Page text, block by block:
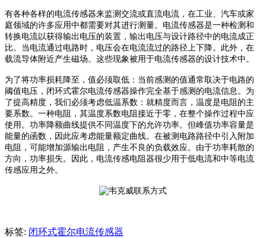
有各种各样的电流传感器来监测交流或直流电流，在工业、汽车或家
庭领域的许多应用中都需要对其进行测量。 电流传感器是一种检测和
转换电流以获得输出电压的装置，输出电压与设计路径中的电流成正
比。当电流通过电路时，电压会在电流流过的路径上下降。此外，在
载流导体附近产生磁场。这些现象被用于电流传感器的设计技术中。
为了将功率损耗降至，值必须取低：当前感测的值通常取决于电路的
阈值电压，闭环式霍尔电流传感器操作完全基于感测的电流信息。 为
了提高精度，我们必须考虑低温系数： 就精度而言，温度是电阻的主
要系数。一种电阻，其温度系数电阻接近于零，在整个操作过程中应
使用。功率降额曲线提供不同温度下的允许功率。但峰值功率容量是
能量的函数，因此应考虑能量额定曲线。 在被测电路路径中引入附加
电阻，可能增加源输出电阻，产生不良的负载效应。由于功率耗散的
方向，功率损失。因此，电流传感电阻器很少用于低电流和中等电流
传感应用之外。
标签: 闭环式霍尔电流传感器